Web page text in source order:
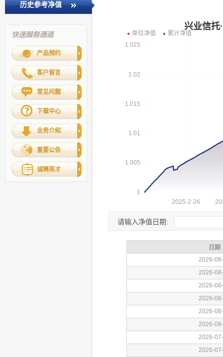
历史参考净值
产品预约
客户留言
常见问题
下载中心
业务介绍
重要公告
诚聘英才
请输入净值日期: